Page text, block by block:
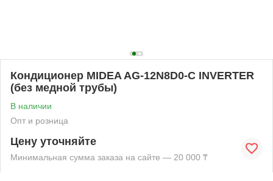
Кондиционер MIDEA AG-12N8D0-C INVERTER
(без медной трубы)
В наличии
Опт и розница
Цену уточняйте
Минимальная сумма заказа на сайте — 20 000 ₸